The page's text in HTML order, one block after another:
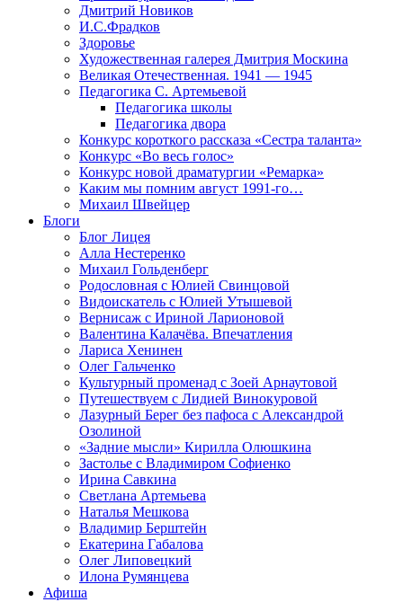
Дмитрий Новиков
И.С.Фрадков
Здоровье
Художественная галерея Дмитрия Москина
Великая Отечественная. 1941 — 1945
Педагогика С. Артемьевой
Педагогика школы
Педагогика двора
Конкурс короткого рассказа «Сестра таланта»
Конкурс «Во весь голос»
Конкурс новой драматургии «Ремарка»
Каким мы помним август 1991-го…
Михаил Швейцер
Блоги
Блог Лицея
Алла Нестеренко
Михаил Гольденберг
Родословная с Юлией Свинцовой
Видоискатель с Юлией Утышевой
Вернисаж с Ириной Ларионовой
Валентина Калачёва. Впечатления
Лариса Хенинен
Олег Гальченко
Культурный променад с Зоей Арнаутовой
Путешествуем с Лидией Винокуровой
Лазурный Берег без пафоса с Александрой
Озолиной
«Задние мысли» Кирилла Олюшкина
Застолье с Владимиром Софиенко
Ирина Савкина
Светлана Артемьева
Наталья Мешкова
Владимир Берштейн
Екатерина Габалова
Олег Липовецкий
Илона Румянцева
Афиша